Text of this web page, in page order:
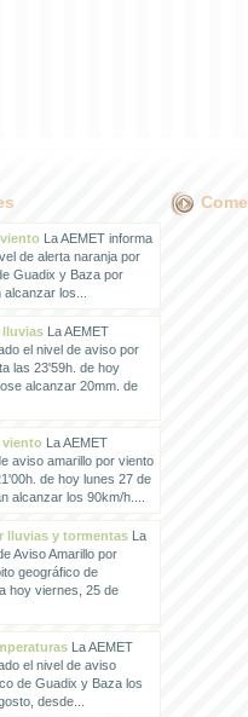
La AEMET informa
de alerta naranja por
Guadix y Baza por
los...
lluviasLa AEMET
el nivel de aviso por
las 23'59h. de hoy
alcanzar 20mm. de
vientoLa AEMET
aviso amarillo por viento
de hoy lunes 27 de
alcanzar los 90km/h....
lluvias y tormentasLa
Aviso Amarillo por
geográfico de
hoy viernes, 25 de
La AEMET
el nivel de aviso
de Guadix y Baza los
desde...